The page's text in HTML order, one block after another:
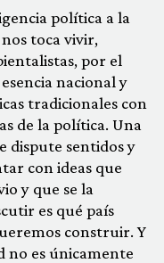
política a la
toca vivir,
por el
nacional y
tradicionales con
de la política. Una
dispute sentidos y
con ideas que
y que se la
es qué país
construir. Y
no es únicamente